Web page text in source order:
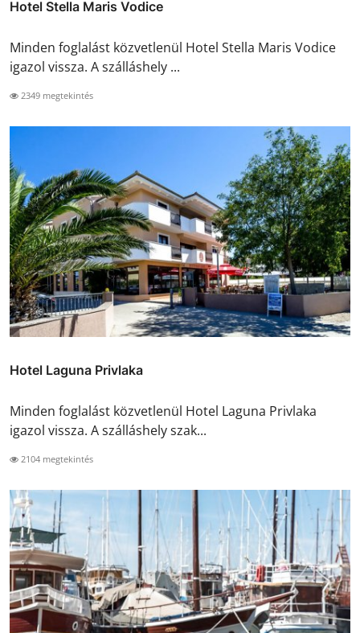
Hotel Stella Maris Vodice
Minden foglalást közvetlenül Hotel Stella Maris Vodice
igazol vissza. A szálláshely ...
2349 megtekintés
Hotel Laguna Privlaka
Minden foglalást közvetlenül Hotel Laguna Privlaka
igazol vissza. A szálláshely szak...
2104 megtekintés